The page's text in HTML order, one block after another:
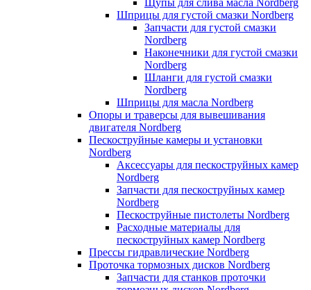
Шприцы для густой смазки Nordberg
Запчасти для густой смазки
Nordberg
Наконечники для густой смазки
Nordberg
Шланги для густой смазки
Nordberg
Шприцы для масла Nordberg
Опоры и траверсы для вывешивания
двигателя Nordberg
Пескоструйные камеры и установки
Nordberg
Аксессуары для пескоструйных камер
Nordberg
Запчасти для пескоструйных камер
Nordberg
Пескоструйные пистолеты Nordberg
Расходные материалы для
пескоструйных камер Nordberg
Прессы гидравлические Nordberg
Проточка тормозных дисков Nordberg
Запчасти для станков проточки